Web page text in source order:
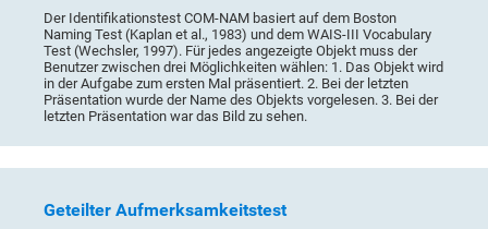
Der Identifikationstest COM-NAM basiert auf dem Boston
Naming Test (Kaplan et al., 1983) und dem WAIS-III Vocabulary
Test (Wechsler, 1997). Für jedes angezeigte Objekt muss der
Benutzer zwischen drei Möglichkeiten wählen: 1. Das Objekt wird
in der Aufgabe zum ersten Mal präsentiert. 2. Bei der letzten
Präsentation wurde der Name des Objekts vorgelesen. 3. Bei der
letzten Präsentation war das Bild zu sehen.
Geteilter Aufmerksamkeitstest